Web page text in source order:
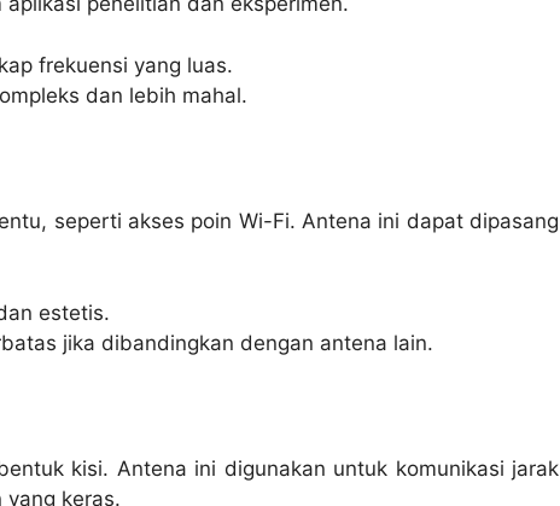
frekuensi yang luas.
dan lebih mahal.
seperti akses poin Wi-Fi. Antena ini dapat dipasang
estetis.
jika dibandingkan dengan antena lain.
kisi. Antena ini digunakan untuk komunikasi jarak
yang keras.